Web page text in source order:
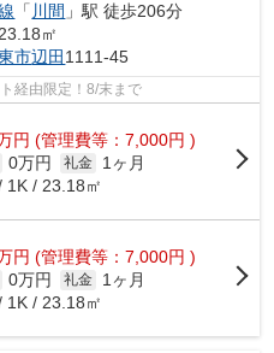
「 川間 」駅 徒歩206分
㎡
市辺田 1111-45
経由限定！8/末まで
円 (管理費等：7,000円 )
0万円 礼金
1ヶ月
1K / 23.18㎡
円 (管理費等：7,000円 )
0万円 礼金
1ヶ月
1K / 23.18㎡